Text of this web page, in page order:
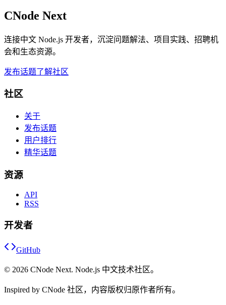
CNode Next
连接中文 Node.js 开发者，沉淀问题解法、项目实践、招聘机
会和生态资源。
发布话题了解社区
社区
关于
发布话题
用户排行
精华话题
资源
API
RSS
开发者
GitHub
© 2026 CNode Next. Node.js 中文技术社区。
Inspired by CNode 社区，内容版权归原作者所有。